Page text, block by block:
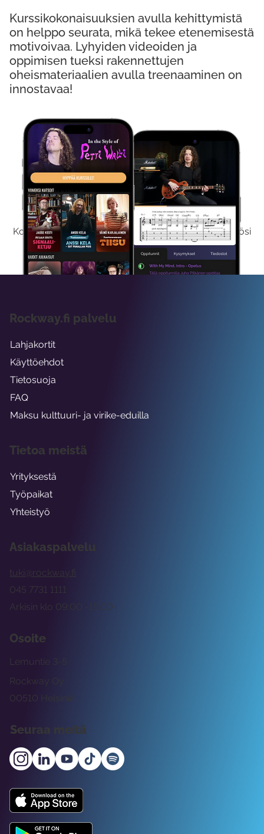
Kokeile Ilmaiseksi
Kokeilemalla ilmaiseksi saat koko sisältömme käyttöösi
viikon ajaksi.
Kurssikokonaisuuksien avulla kehittymistä
on helppo seurata, mikä tekee etenemisestä
motivoivaa. Lyhyiden videoiden ja
oppimisen tueksi rakennettujen
oheismateriaalien avulla treenaaminen on
innostavaa!
Asiakaspalvelu
tuki@rockway.fi
Arkisin klo 09:00 -15:00
045 7731 1111
Osoite
Rockway Oy
Lemuntie 3-5
00510 Helsinki
Seuraa meitä
Rockway.fi palvelu
Lahjakortit
Käyttöehdot
Tietosuoja
FAQ
Maksu kulttuuri- ja virike-eduilla
Tietoa meistä
Yrityksestä
Työpaikat
Yhteistyö